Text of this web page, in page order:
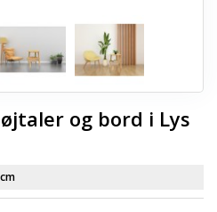
og bord i Lys